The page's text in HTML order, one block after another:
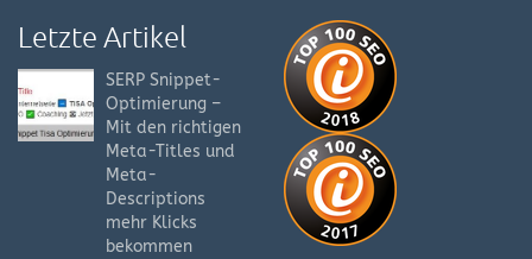
Letzte Artikel
SERP Snippet-
Optimierung –
Mit den richtigen
Meta-Titles und
Meta-
Descriptions
mehr Klicks
bekommen